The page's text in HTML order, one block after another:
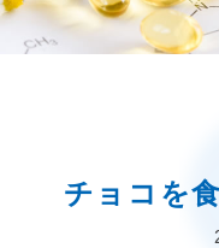
チョコを